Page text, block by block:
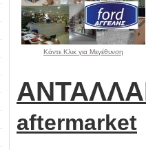
Κάντε Κλικ για Μεγέθυνση
aftermarket